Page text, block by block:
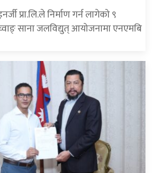
प्रा.लि.ले निर्माण गर्न लागेको ९
साना जलविद्युत् आयोजनामा एनएमबि